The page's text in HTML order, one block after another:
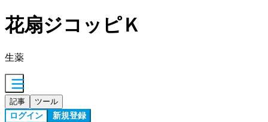
花扇ジコッピＫ
生薬
記事 ツール
ログイン 新規登録